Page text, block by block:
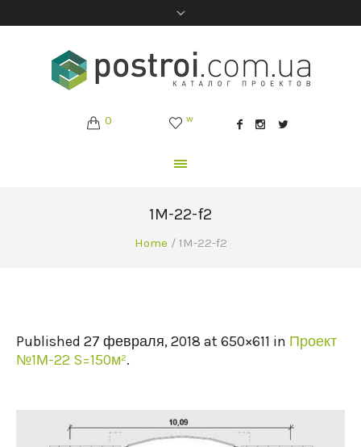
0 w
1M-22-f2
Home / 1M-22-f2
Published 27 февраля, 2018 at 650×611 in Проект
№1М-22 S=150м².